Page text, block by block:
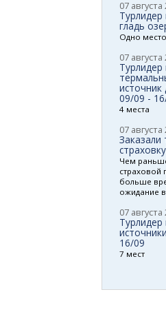
07 августа
гладь
Одно место
07 августа
09/09 -
4 места
07 августа
Чем
страховой
больше
ожидание
07 августа
16/09
7 мест